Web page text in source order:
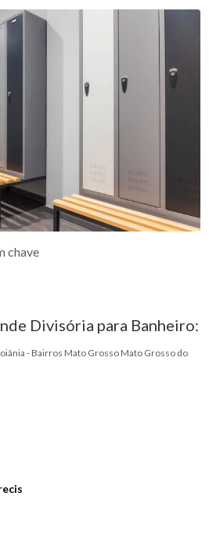
chave
Divisória para Banheiro:
- Bairros Mato Grosso Mato Grosso do